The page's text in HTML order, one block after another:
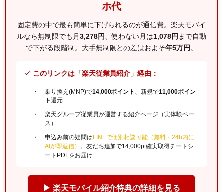
ホ代
固定費の中で最も簡単に下げられるのが通信費。楽天モバイ
ルなら無制限でも月3,278円 、使わない月は1,078円 まで自動
で下がる段階制。大手無制限との差はおよそ年5万円 。
✓ このリンクは「楽天従業員紹介」経由：
乗り換え(MNP)で14,000ポイント 、新規で11,000ポイン
ト還元
楽天グループ従業員が運営する紹介ページ（実体験ベー
ス）
申込み前の疑問はLINEで個別相談可能（無料・24h内に
AIが即返信）
。友だち追加で14,000pt確実取得チートシ
ートPDFをお届け
▶ 楽天モバイル紹介特典の詳細を見る